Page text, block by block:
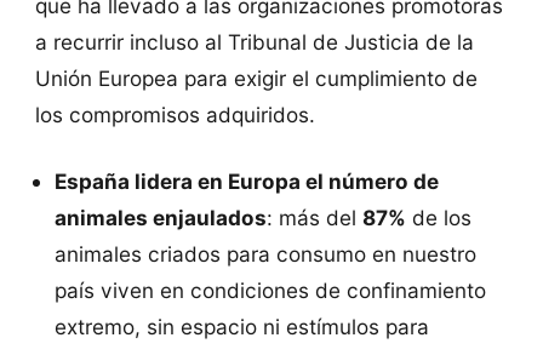
que ha llevado a las organizaciones promotoras
a recurrir incluso al Tribunal de Justicia de la
Unión Europea para exigir el cumplimiento de
los compromisos adquiridos.
España lidera en Europa el número de
animales enjaulados: más del87% de los
animales criados para consumo en nuestro
país viven en condiciones de confinamiento
extremo, sin espacio ni estímulos para